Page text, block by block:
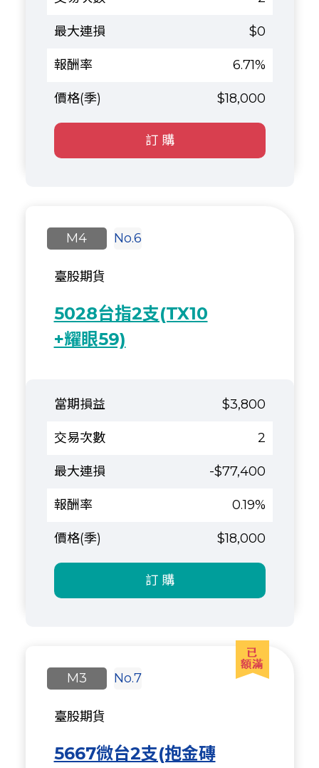
$0
6.71%
$18,000
訂 購
No.6
5028台指2支(TX10
+耀眼59)
臺股期貨
M4
$3,800
2
-$77,400
0.19%
$18,000
訂 購
No.7
5667微台2支(抱金磚
臺股期貨
M3